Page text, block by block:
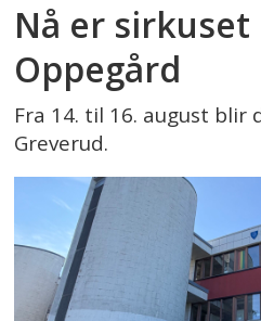
Nå er
Oppegård
Fra 14. til 16. august blir
Greverud.